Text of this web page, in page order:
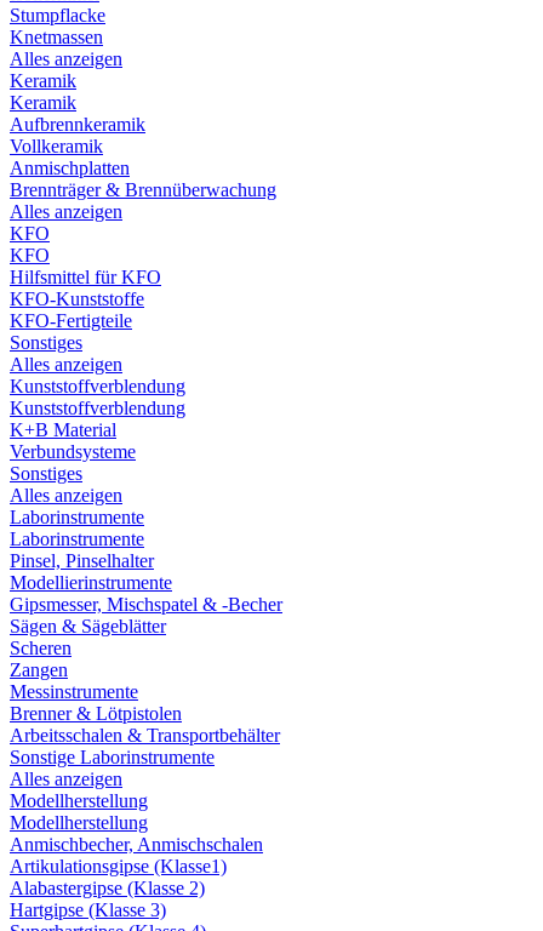
Stumpflacke
Knetmassen
Alles anzeigen
Keramik
Keramik
Aufbrennkeramik
Vollkeramik
Anmischplatten
Brennträger & Brennüberwachung
Alles anzeigen
KFO
KFO
Hilfsmittel für KFO
KFO-Kunststoffe
KFO-Fertigteile
Sonstiges
Alles anzeigen
Kunststoffverblendung
Kunststoffverblendung
K+B Material
Verbundsysteme
Sonstiges
Alles anzeigen
Laborinstrumente
Laborinstrumente
Pinsel, Pinselhalter
Modellierinstrumente
Gipsmesser, Mischspatel & -Becher
Sägen & Sägeblätter
Scheren
Zangen
Messinstrumente
Brenner & Lötpistolen
Arbeitsschalen & Transportbehälter
Sonstige Laborinstrumente
Alles anzeigen
Modellherstellung
Modellherstellung
Anmischbecher, Anmischschalen
Artikulationsgipse (Klasse1)
Alabastergipse (Klasse 2)
Hartgipse (Klasse 3)